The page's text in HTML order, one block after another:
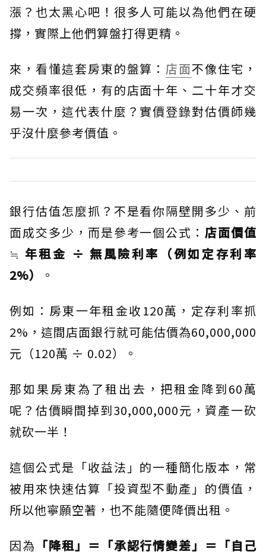
漲？也太黑心吧！很多人可能以為他們在硬
撐，實際上他們算盤打得更精。
來，看懂這套房東的盤算： 店面不像住宅，
成交頻率很低，有的店面十年、二十年才交
易一次，這代表什麼？實價登錄對估價師幾
乎沒什麼參考價值。
銀行估值怎麼抓？不是看你隔壁開多少、前
面成交多少，而是參考一個公式：店面價值
≒ 年租金 ÷ 無風險利率（例如定存利率
2%）
。
例如：房東一年租金收120萬，定存利率抓
2%，這間店面銀行就可能估價為60,000,000
元（120萬 ÷ 0.02）。
那如果房東為了租出去，把租金降到60萬
呢？估價瞬間掉到30,000,000元，資產一砍
就砍一半！
這個公式是「收益法」的一種簡化版本，常
被用來快速估算「投資型不動產」的價值，
所以他寧願空著，也不能隨便降價出租。
因為 「降租」＝「承認行情變差」＝「自己